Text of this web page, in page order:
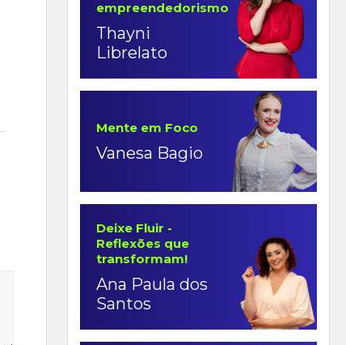
empreendedorismo
Thayni
Librelato
Mente em Foco
Vanesa Bagio
Deixe Fluir -
Reflexões que
transformam!
Ana Paula dos
Santos